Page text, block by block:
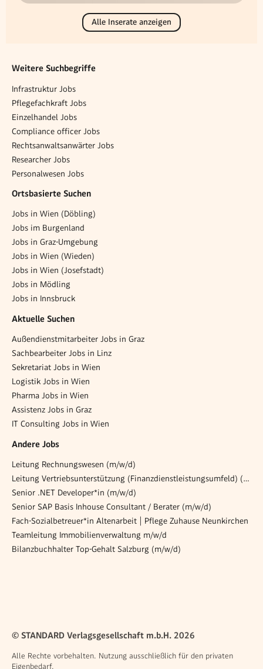
Alle Inserate anzeigen
Weitere Suchbegriffe
Infrastruktur Jobs
Pflegefachkraft Jobs
Einzelhandel Jobs
Compliance officer Jobs
Rechtsanwaltsanwärter Jobs
Researcher Jobs
Personalwesen Jobs
Ortsbasierte Suchen
Jobs in Wien (Döbling)
Jobs im Burgenland
Jobs in Graz-Umgebung
Jobs in Wien (Wieden)
Jobs in Wien (Josefstadt)
Jobs in Mödling
Jobs in Innsbruck
Aktuelle Suchen
Außendienstmitarbeiter Jobs in Graz
Sachbearbeiter Jobs in Linz
Sekretariat Jobs in Wien
Logistik Jobs in Wien
Pharma Jobs in Wien
Assistenz Jobs in Graz
IT Consulting Jobs in Wien
Andere Jobs
Leitung Rechnungswesen (m/w/d)
Leitung Vertriebsunterstützung (Finanzdienstleistungsumfeld) (m/w/d)
Senior .NET Developer*in (m/w/d)
Senior SAP Basis Inhouse Consultant / Berater (m/w/d)
Fach-Sozialbetreuer*in Altenarbeit | Pflege Zuhause Neunkirchen
Teamleitung Immobilienverwaltung m/w/d
Bilanzbuchhalter Top-Gehalt Salzburg (m/w/d)
© STANDARD Verlagsgesellschaft m.b.H. 2026
Alle Rechte vorbehalten. Nutzung ausschließlich für den privaten
Eigenbedarf.